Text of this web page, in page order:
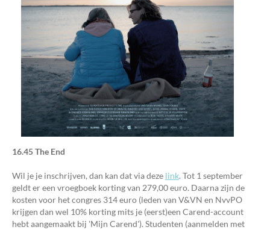
16.45 The End
Wil je je inschrijven, dan kan dat via deze link. Tot 1 september
geldt er een vroegboek korting van 279,00 euro. Daarna zijn de
kosten voor het congres 314 euro (leden van V&VN en NvvPO
krijgen dan wel 10% korting mits je (eerst)een Carend-account
hebt aangemaakt bij 'Mijn Carend'). Studenten (aanmelden met